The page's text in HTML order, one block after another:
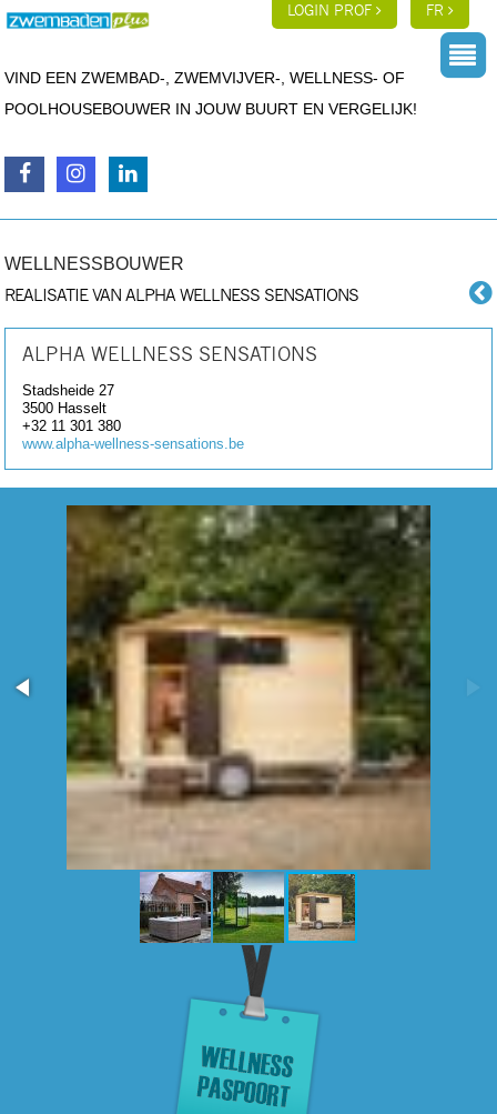
LOGIN PROF FR
VIND EEN ZWEMBAD-, ZWEMVIJVER-, WELLNESS- OF
POOLHOUSEBOUWER IN JOUW BUURT EN VERGELIJK!
WELLNESSBOUWER
REALISATIE VAN ALPHA WELLNESS SENSATIONS
ALPHA WELLNESS SENSATIONS
Stadsheide 27
3500 Hasselt
+32 11 301 380
www.alpha-wellness-sensations.be